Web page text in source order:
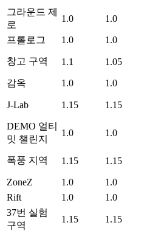
그라운드 제
로
1.0 1.0
프롤로그 1.0 1.0
창고 구역 1.1 1.05
감옥
1.0 1.0
J-Lab 1.15 1.15
DEMO 얼티
밋 챌린지
1.0 1.0
폭풍 지역 1.15 1.15
ZoneZ
1.0 1.0
Rift
1.0 1.0
37번 실험
구역
1.15 1.15